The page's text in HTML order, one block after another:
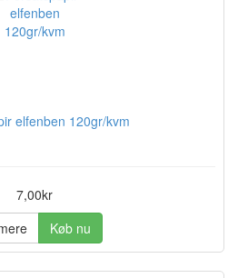
elfenben 120gr/kvm
7,00kr
Køb nu